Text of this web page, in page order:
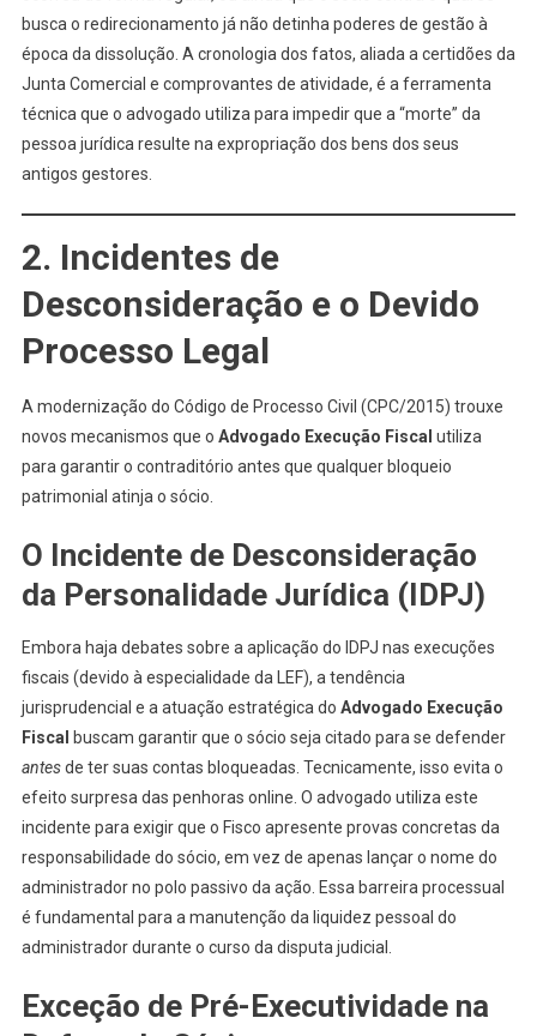
busca o redirecionamento já não detinha poderes de gestão à
época da dissolução. A cronologia dos fatos, aliada a certidões da
Junta Comercial e comprovantes de atividade, é a ferramenta
técnica que o advogado utiliza para impedir que a “morte” da
pessoa jurídica resulte na expropriação dos bens dos seus
antigos gestores.
2. Incidentes de
Desconsideração e o Devido
Processo Legal
A modernização do Código de Processo Civil (CPC/2015) trouxe
novos mecanismos que o Advogado Execução Fiscal utiliza
para garantir o contraditório antes que qualquer bloqueio
patrimonial atinja o sócio.
O Incidente de Desconsideração
da Personalidade Jurídica (IDPJ)
Embora haja debates sobre a aplicação do IDPJ nas execuções
fiscais (devido à especialidade da LEF), a tendência
jurisprudencial e a atuação estratégica do Advogado Execução
Fiscal
buscam garantir que o sócio seja citado para se defender
antesde ter suas contas bloqueadas. Tecnicamente, isso evita o
efeito surpresa das penhoras online. O advogado utiliza este
incidente para exigir que o Fisco apresente provas concretas da
responsabilidade do sócio, em vez de apenas lançar o nome do
administrador no polo passivo da ação. Essa barreira processual
é fundamental para a manutenção da liquidez pessoal do
administrador durante o curso da disputa judicial.
Exceção de Pré-Executividade na